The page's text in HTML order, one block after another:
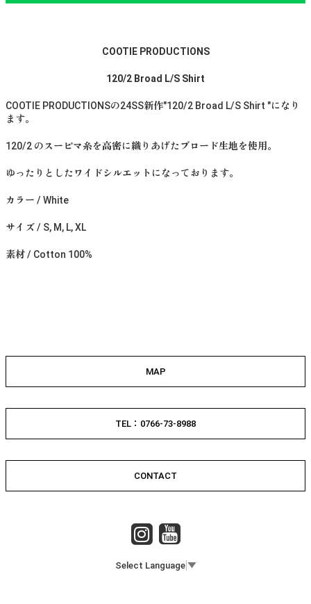
COOTIE PRODUCTIONS
120/2 Broad L/S Shirt
COOTIE PRODUCTIONSの24SS新作"120/2 Broad L/S Shirt "になり
ます。
120/2 のスーピマ糸を高密に織りあげたブロード生地を使用。
ゆったりとしたワイドシルエットになっております。
カラー / White
サイズ / S, M, L, XL
素材 / Cotton 100%
MAP
TEL：0766-73-8988
CONTACT
Select Language ▼